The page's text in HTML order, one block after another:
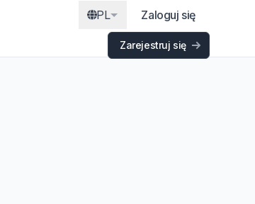
PL Zaloguj się
Zarejestruj się